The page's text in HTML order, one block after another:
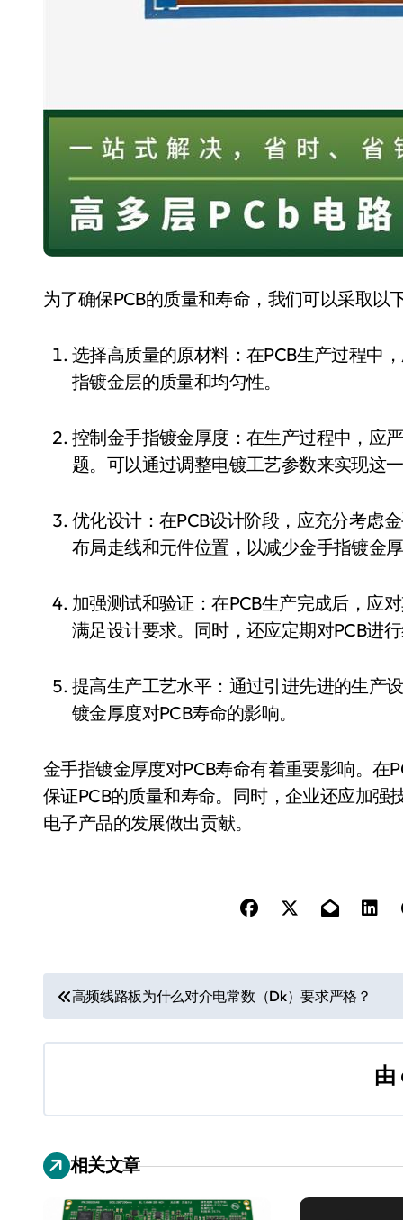
为了确保PCB的质量和寿命，我们可以采取以
选择高质量的原材料：在PCB生产过程中，应选用优质的铜箔、树脂等原材料，以确保金手
指镀金层的质量和均匀性。
控制金手指镀金厚度：在生产过程中，应严格控制金手指镀金厚度，避免过度镀金导致的问
题。可以通过调整电镀工艺参数来实现这
优化设计：在PCB设计阶段，应充分考虑金手指镀金厚度对电路性能和可靠性的影响，合理
布局走线和元件位置，以减少金手指镀金
加强测试和验证：在PCB生产完成后，应对其进行严格的测试和验证，确保金手指镀金厚度
满足设计要求。同时，还应定期对PCB进
提高生产工艺水平：通过引进先进的生产设备和技术，提高PCB生产工艺水平，降低金手指
镀金厚度对PCB寿命的影响。
金手指镀金厚度对PCB寿命有着重要影响。在
保证PCB的质量和寿命。同时，企业还应加强
电子产品的发展做出贡献。
文
章
高频线路板为什么对介电常数（Dk）要求严格？
由
相关文章